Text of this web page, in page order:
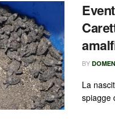
BY
La
spiagge